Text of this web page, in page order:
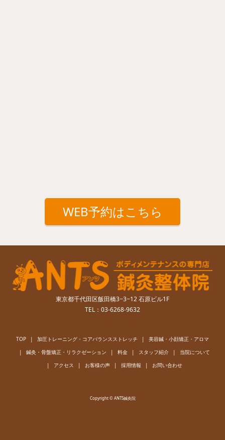
WEB予約はこちら
東京都千代田区飯田橋3−3−12 石原ビル1F
TEL：03-6268-9632
TOP 加圧トレーニング・コアバランスストレッチ
美容鍼・小顔矯正・アロマ
鍼灸・骨盤矯正・リラクゼーション
料金 スタッフ紹介
当院について
アクセス
お客様の声 採用情報 お問い合わせ
Copyright © ANTS鍼灸院